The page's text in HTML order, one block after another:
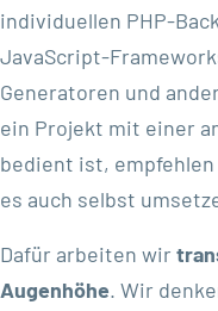
individuellen PHP-
JavaScript-
Generatoren und
ein Projekt mit einer
bedient ist,
es auch selbst
Dafür arbeiten wir
Augenhöhe. Wir